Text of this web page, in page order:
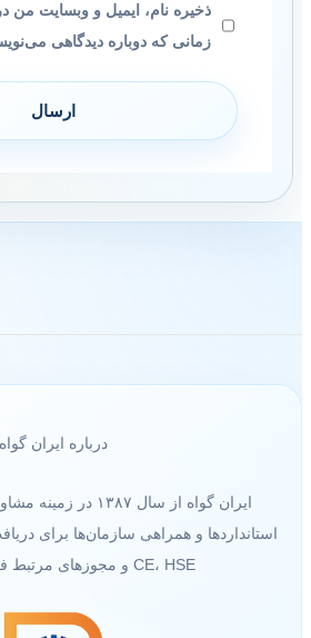
ذخیره نام، ایمیل و وبسایت من
زمانی که دوباره دیدگاهی
درباره ایران گواه
ایران گواه از سال ۱۳۸۷
CE، HSE و مجوزهای مرتبط فعالیت می‌کند.